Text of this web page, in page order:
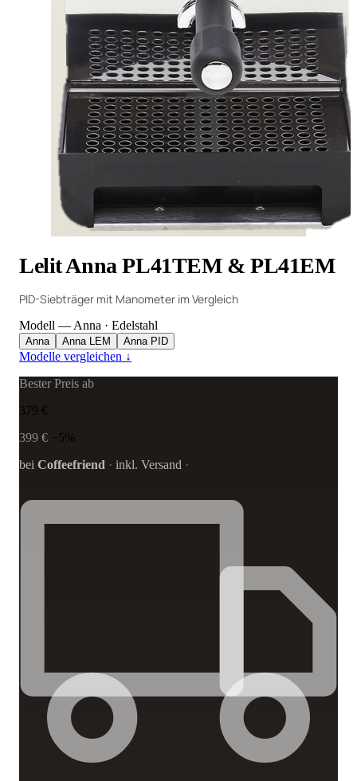
Lelit Anna PL41TEM & PL41EM
PID-Siebträger mit Manometer im Vergleich
Modell — Anna · Edelstahl
Anna Anna LEM Anna PID
Modelle vergleichen ↓
Bester Preis ab
379 €
399 € −5%
bei Coffeefriend · inkl. Versand ·